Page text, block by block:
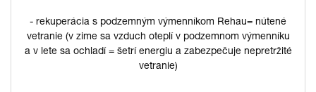
- rekuperácia s podzemným výmenníkom Rehau= nútené
vetranie (v zime sa vzduch oteplí v podzemnom výmenníku
a v lete sa ochladí = šetrí energiu a zabezpečuje nepretržité
vetranie)